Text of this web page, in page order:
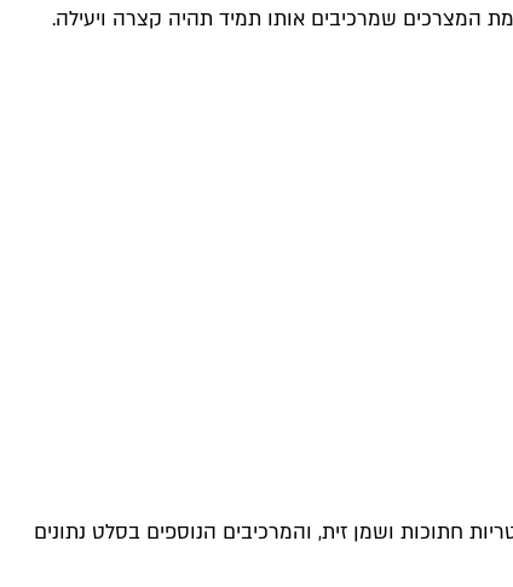
המצרכים שמרכיבים אותו תמיד תהיה קצרה ויעילה.
חתוכות ושמן זית, והמרכיבים הנוספים בסלט נתונים